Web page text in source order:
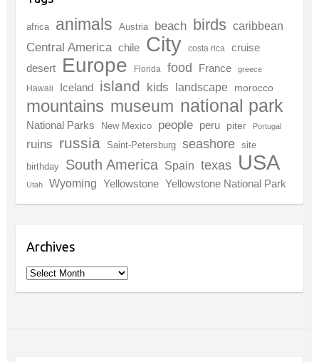
africa animals Austria beach birds caribbean
Central America chile City costa rica cruise
desert Europe Florida food France greece
Hawaii Iceland island kids landscape morocco
mountains museum national park
National Parks New Mexico people peru piter Portugal
ruins russia Saint-Petersburg seashore
site
birthday
South America Spain texas USA
Utah Wyoming Yellowstone Yellowstone National Park
Archives
Archives